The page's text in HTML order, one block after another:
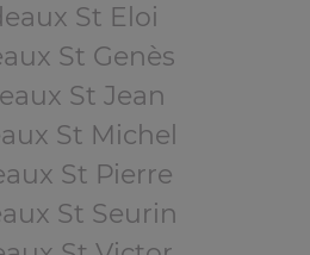
St Eloi
St Genès
St Jean
St Michel
St Pierre
St Seurin